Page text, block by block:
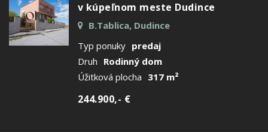
v kúpeľnom meste Dudince
B.Tablica, Dudince
Typ ponuky predaj
Druh Rodinný dom
Úžitková plocha 317 m²
244.900,- €